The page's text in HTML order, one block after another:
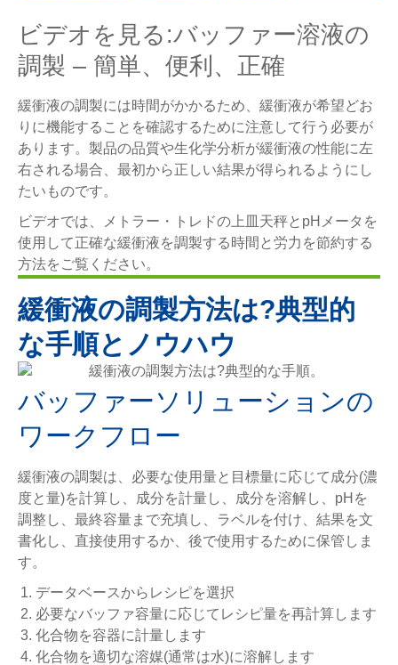
ビデオを見る:バッファー溶液の
調製 – 簡単、便利、正確
緩衝液の調製には時間がかかるため、緩衝液が希望どお
りに機能することを確認するために注意して行う必要が
あります。製品の品質や生化学分析が緩衝液の性能に左
右される場合、最初から正しい結果が得られるようにし
たいものです。
ビデオでは、メトラー・トレドの上皿天秤とpHメータを
使用して正確な緩衝液を調製する時間と労力を節約する
方法をご覧ください。
Video
緩衝液の調製方法は?典型的
な手順とノウハウ
バッファーソリューションの
ワークフロー
緩衝液の調製は、必要な使用量と目標量に応じて成分(濃
度と量)を計算し、成分を計量し、成分を溶解し、pHを
調整し、最終容量まで充填し、ラベルを付け、結果を文
書化し、直接使用するか、後で使用するために保管しま
す。
データベースからレシピを選択
必要なバッファ容量に応じてレシピ量を再計算します
化合物を容器に計量します
化合物を適切な溶媒(通常は水)に溶解します